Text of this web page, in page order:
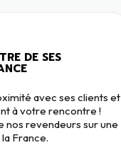
DE SES
avec ses clients et
à votre rencontre !
nos revendeurs sur une
France.